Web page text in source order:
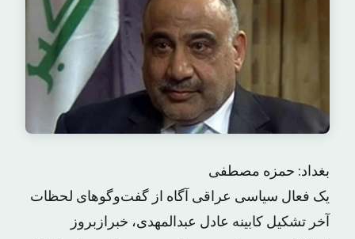
بغداد: حمزه مصطفی
یک فعال سیاسی عراقی آگاه از گفت‌وگوهای لحظات
آخر تشکیل کابینه عادل عبدالمهدی، خبرازبروز